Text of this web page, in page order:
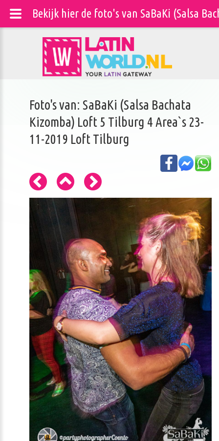
Foto's van: SaBaKi (Salsa Bachata
Kizomba) Loft 5 Tilburg 4 Area`s 23-
11-2019 Loft Tilburg
Bekijk hier de foto's van SaBaKi (Salsa